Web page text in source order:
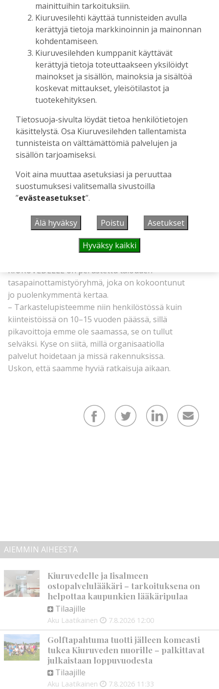
asemaan? Perustuslakiin on kirjattu ajatus
alueellisesta tasa-arvosta. Se ei toteudu, jos
toisella alueella ei ole palvelua ja toisella on.
Tässäkin ratkaisu voisi olla kuntien välinen
yhteistyö, mitä palveluja voidaan tuottaa yhdessä.
Kaiken kaikkiaan Kokkosen mukaan kaupungin
taloudessa ollaan menossa oikeaan suuntaan,
vaikka tämän vuoden lukemat eivät siltä näytä.
– Kiuruvedellä on tehty ja tehdään
oikeansuuntaisia ratkaisuja. Näen valoa tunnelin
päässä. Vaikuttaisi, että seuraavan vuoden
budjetti saadaan raamiin.
mainos alkaa
mainos päättyy
KIURUVEDELLE on perustettu talouden
tasapainottamistyöryhmä, joka on kokoontunut
jo puolenkymmentä kertaa.
– Tarkastelupisteemme niin henkilöstössä kuin
kiinteistöissä on 10–15 vuoden päässä, sillä
pikavoittoja emme ole saamassa, se on tullut
selväksi. Kyse on siitä, millä organisaatiolla
palvelut hoidetaan ja missä rakennuksissa.
Uskon, että saamme hyviä ratkaisuja aikaan.
AIEMMIN AIHEESTA
Kiuruvedelle ja Iisalmeen
ostopalvelulääkäri – tarkoituksena on
helpottaa kaupunkien lääkäripulaa
Tilaajille
Aku Laatikainen 7.8.2026 12:00
Golftapahtuma tuotti jälleen komeasti
tukea Kiuruveden nuorille – palkittavat
julkaistaan loppuvuodesta
Tilaajille
Aku Laatikainen 7.8.2026 11:33
mainittuihin tarkoituksiin.
Kiuruvesilehti käyttää tunnisteiden avulla
kerättyjä tietoja markkinoinnin ja mainonnan
kohdentamiseen.
Kiuruvesilehden kumppanit käyttävät
kerättyjä tietoja toteuttaakseen yksilöidyt
mainokset ja sisällön, mainoksia ja sisältöä
koskevat mittaukset, yleisötilastot ja
tuotekehityksen.
Tietosuoja-sivulta löydät tietoa henkilötietojen
käsittelystä. Osa Kiuruvesilehden tallentamista
tunnisteista on välttämättömiä palvelujen ja
sisällön tarjoamiseksi.
Voit aina muuttaa asetuksiasi ja peruuttaa
suostumuksesi valitsemalla sivustoilla
”evästeasetukset”.
Älä hyväksy Poistu Asetukset
Hyväksy kaikki